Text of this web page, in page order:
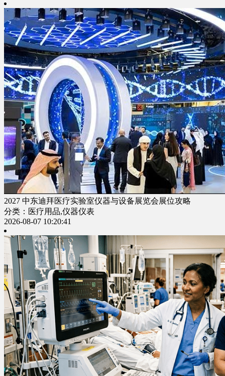
2027 中东迪拜医疗实验室仪器与设备展览会展位攻略
分类：医疗用品,仪器仪表
2026-08-07 10:20:41